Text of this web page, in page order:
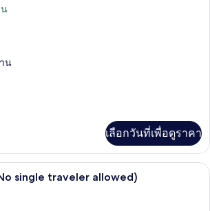
น
เลือกวันที่เพื่อดูราคา
ห้องดีลักซ์ (Condo, No single
single traveler allowed)